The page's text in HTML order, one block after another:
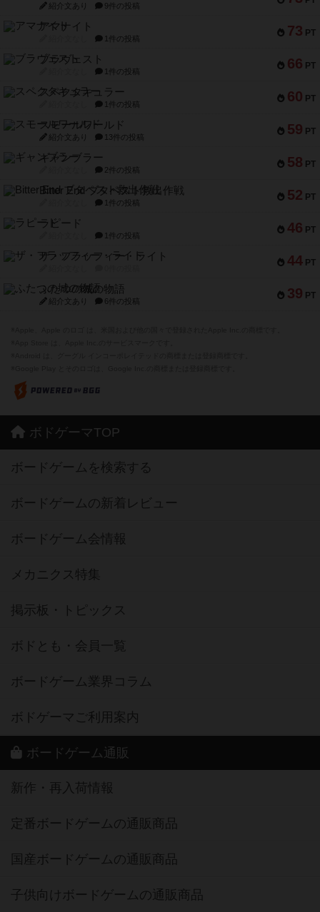
紹介文あり 9件の投稿
73 PT
アマナイト
1件の投稿
66 PT
ブラヴェスト
1件の投稿
60 PT
スペクタキュラー
1件の投稿
59 PT
スモールワールド
紹介文あり 13件の投稿
58 PT
ギャンブラー
2件の投稿
52 PT
Bitter End ブタペスト救出作戦
1件の投稿
46 PT
ラピード
1件の投稿
44 PT
ザ・フラッフィー・ライト
39 PT
ふたつの城の物語
紹介文あり 6件の投稿
ボドゲーマTOP
ボードゲームを検索する
ボードゲームの新着レビュー
ボードゲーム会情報
メカニクス特集
掲示板・トピックス
ボドとも・会員一覧
ボードゲーム業界コラム
ボドゲーマご利用案内
ボードゲーム通販
新作・再入荷情報
定番ボードゲームの通販商品
国産ボードゲームの通販商品
子供向けボードゲームの通販商品